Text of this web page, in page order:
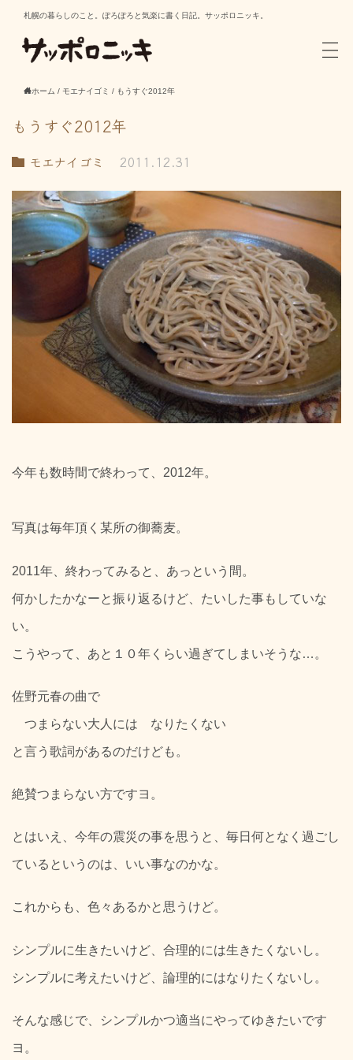
札幌の暮らしのこと。ぽろぽろと気楽に書く日記。サッポロニッキ。
ホーム / モエナイゴミ / もうすぐ2012年
もうすぐ2012年
モエナイゴミ 2011.12.31
今年も数時間で終わって、2012年。
写真は毎年頂く某所の御蕎麦。
2011年、終わってみると、あっという間。
何かしたかなーと振り返るけど、たいした事もしていな
い。
こうやって、あと１０年くらい過ぎてしまいそうな…。
佐野元春の曲で
つまらない大人には なりたくない
と言う歌詞があるのだけども。
絶賛つまらない方ですヨ。
とはいえ、今年の震災の事を思うと、毎日何となく過ごし
ているというのは、いい事なのかな。
これからも、色々あるかと思うけど。
シンプルに生きたいけど、合理的には生きたくないし。
シンプルに考えたいけど、論理的にはなりたくないし。
そんな感じで、シンプルかつ適当にやってゆきたいです
ヨ。